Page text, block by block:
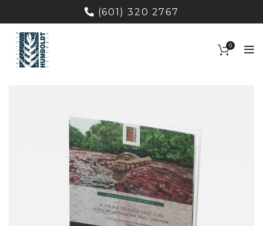
(601) 320 2767
0